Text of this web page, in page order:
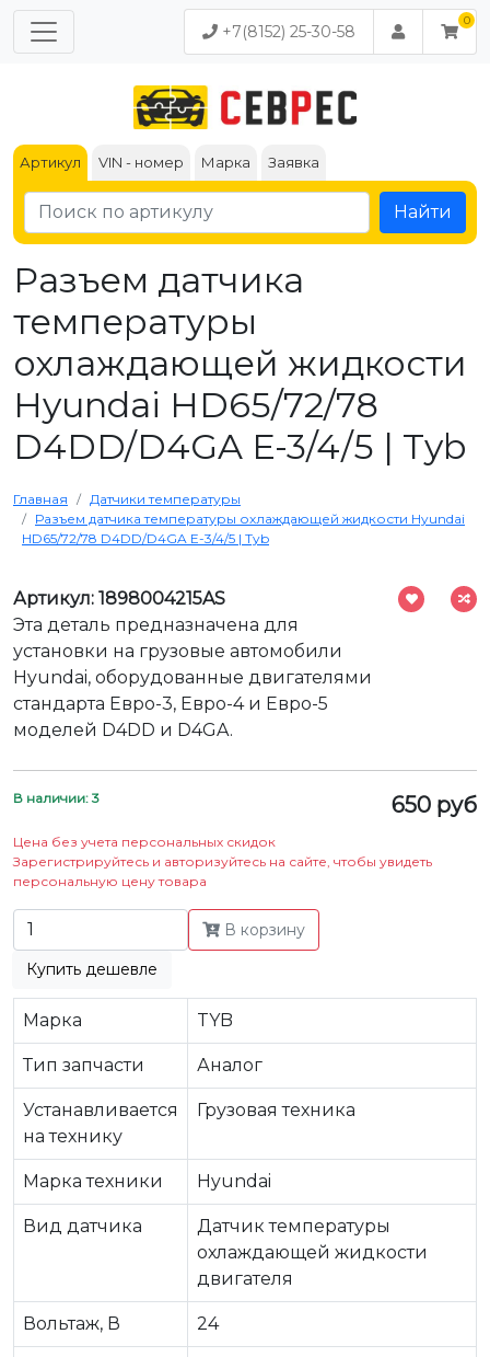
+7(8152) 25-30-58
Артикул VIN - номер Марка Заявка
Найти
Разъем датчика
температуры
охлаждающей жидкости
Hyundai HD65/72/78
D4DD/D4GA Е-3/4/5 | Tyb
Главная
Датчики температуры
Разъем датчика температуры охлаждающей жидкости Hyundai
HD65/72/78 D4DD/D4GA Е-3/4/5 | Tyb
Артикул: 1898004215AS
Эта деталь предназначена для
установки на грузовые автомобили
Hyundai, оборудованные двигателями
стандарта Евро-3, Евро-4 и Евро-5
моделей D4DD и D4GA.
В наличии: 3 650 руб
Цена без учета персональных скидок
Зарегистрируйтесь и авторизуйтесь на сайте, чтобы увидеть
персональную цену товара
В корзину
Купить дешевле
Марка TYB
Тип запчасти Аналог
Устанавливается
на технику
Грузовая техника
Марка техники Hyundai
Вид датчика
Датчик температуры
охлаждающей жидкости
двигателя
Вольтаж, В 24